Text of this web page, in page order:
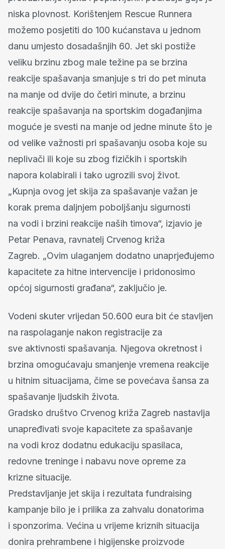
niska plovnost. Korištenjem Rescue Runnera
možemo posjetiti do 100 kućanstava u jednom
danu umjesto dosadašnjih 60. Jet ski postiže
veliku brzinu zbog male težine pa se brzina
reakcije spašavanja smanjuje s tri do pet minuta
na manje od dvije do četiri minute, a brzinu
reakcije spašavanja na sportskim događanjima
moguće je svesti na manje od jedne minute što je
od velike važnosti pri spašavanju osoba koje su
neplivači ili koje su zbog fizičkih i sportskih
napora kolabirali i tako ugrozili svoj život.
„Kupnja ovog jet skija za spašavanje važan je
korak prema daljnjem poboljšanju sigurnosti
na vodi i brzini reakcije naših timova“, izjavio je
Petar Penava, ravnatelj Crvenog križa
Zagreb. „Ovim ulaganjem dodatno unaprjeđujemo
kapacitete za hitne intervencije i pridonosimo
općoj sigurnosti građana“, zaključio je.
Vodeni skuter vrijedan 50.600 eura bit će stavljen
na raspolaganje nakon registracije za
sve aktivnosti spašavanja. Njegova okretnost i
brzina omogućavaju smanjenje vremena reakcije
u hitnim situacijama, čime se povećava šansa za
spašavanje ljudskih života.
Gradsko društvo Crvenog križa Zagreb nastavlja
unapređivati svoje kapacitete za spašavanje
na vodi kroz dodatnu edukaciju spasilaca,
redovne treninge i nabavu nove opreme za
krizne situacije.
Predstavljanje jet skija i rezultata fundraising
kampanje bilo je i prilika za zahvalu donatorima
i sponzorima. Većina u vrijeme kriznih situacija
donira prehrambene i higijenske proizvode